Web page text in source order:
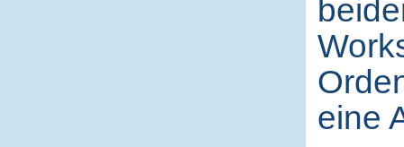
eine